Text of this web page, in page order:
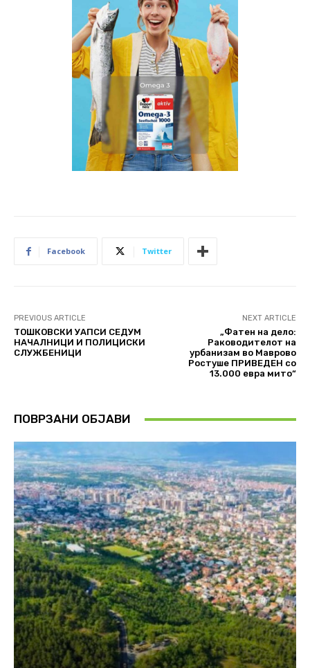
Facebook Twitter
PREVIOUS ARTICLE
ТОШКОВСКИ УАПСИ СЕДУМ
НАЧАЛНИЦИ И ПОЛИЦИСКИ
СЛУЖБЕНИЦИ
NEXT ARTICLE
„Фатен на дело:
Раководителот на
урбанизам во Маврово
Ростуше ПРИВЕДЕН со
13.000 евра мито“
ПОВРЗАНИ ОБЈАВИ